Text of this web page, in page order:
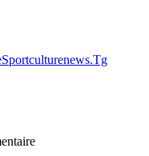
Sportculturenews.Tg